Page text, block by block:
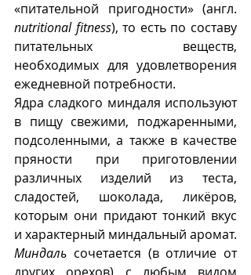
nutritional fitness), то есть по составу
питательных веществ,
необходимых для удовлетворения
ежедневной потребности.
Ядра сладкого миндаля используют
в пищу свежими, поджаренными,
подсоленными, а также в качестве
пряности при приготовлении
различных изделий из теста,
сладостей, шоколада, ликёров,
которым они придают тонкий вкус
и характерный миндальный аромат.
Миндаль сочетается (в отличие от